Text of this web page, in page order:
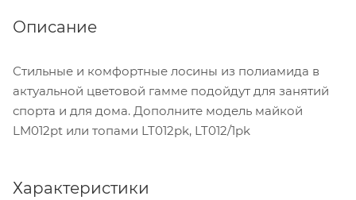
Описание
Стильные и комфортные лосины из полиамида в
актуальной цветовой гамме подойдут для занятий
спорта и для дома. Дополните модель майкой
LM012pt или топами LT012pk, LT012/1pk
Характеристики